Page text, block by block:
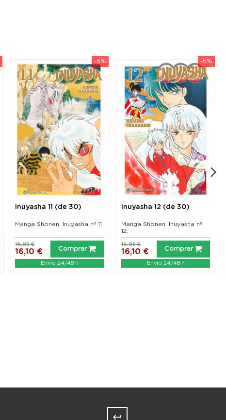
-5%
Inuyasha 11 (de 30)
Manga Shonen. Inuyasha nº 11
16,10 €
16,95 €
Comprar
Envío 24/48 h
-5%
Inuyasha 12 (de 30)
Manga Shonen. Inuyasha nº
12.
16,10 €
16,95 €
Comprar
Envío 24/48 h